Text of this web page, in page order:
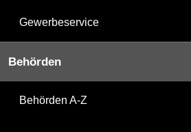
Gewerbeservice
Behörden
Behörden A-Z